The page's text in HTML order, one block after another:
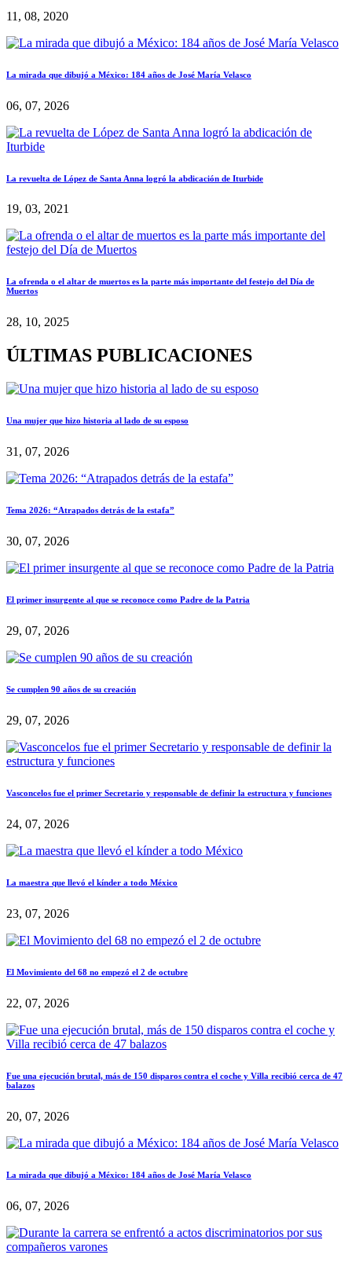
11, 08, 2020
La mirada que dibujó a México: 184 años de José María Velasco
06, 07, 2026
La revuelta de López de Santa Anna logró la abdicación de Iturbide
19, 03, 2021
La ofrenda o el altar de muertos es la parte más importante del festejo del Día de
Muertos
28, 10, 2025
ÚLTIMAS PUBLICACIONES
Una mujer que hizo historia al lado de su esposo
31, 07, 2026
Tema 2026: “Atrapados detrás de la estafa”
30, 07, 2026
El primer insurgente al que se reconoce como Padre de la Patria
29, 07, 2026
Se cumplen 90 años de su creación
29, 07, 2026
Vasconcelos fue el primer Secretario y responsable de definir la estructura y funciones
24, 07, 2026
La maestra que llevó el kínder a todo México
23, 07, 2026
El Movimiento del 68 no empezó el 2 de octubre
22, 07, 2026
Fue una ejecución brutal, más de 150 disparos contra el coche y Villa recibió cerca de 47
balazos
20, 07, 2026
La mirada que dibujó a México: 184 años de José María Velasco
06, 07, 2026